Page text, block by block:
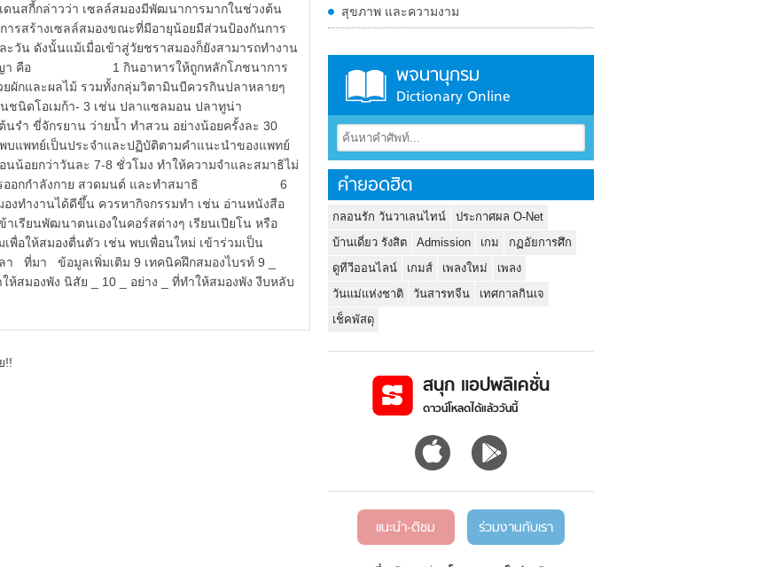
าวว่า เซลล์สมองมีพัฒนาการมากในช่วงต้น
ารสร้างเซลล์สมองขณะที่มีอายุน้อยมีส่วนป้องกันการ
ะวัน ดังนั้นแม้เมื่อเข้าสู่วัยชราสมองก็ยังสามารถทำงาน
ปัญญา คือ 1 กินอาหารให้ถูกหลักโภชนาการ
ผักและผลไม้ รวมทั้งกลุ่มวิตามินบีควรกินปลาหลายๆ
ขมันชนิดโอเมก้า- 3 เช่น ปลาแซลมอน ปลาทูน่า
รำ ขี่จักรยาน ว่ายน้ำ ทำสวน อย่างน้อยครั้งละ 30
ป็นประจำและปฏิบัติตามคำแนะนำของแพทย์
ว่าวันละ 7-8 ชั่วโมง ทำให้ความจำและสมาธิไม่
กกำลังกาย สวดมนต์ และทำสมาธิ 6
งทำงานได้ดีขึ้น ควรหากิจกรรมทำ เช่น อ่านหนังสือ
าเรียนพัฒนาตนเองในคอร์สต่างๆ เรียนเปียโน หรือ
มองตื่นตัว เช่น พบเพื่อนใหม่ เข้าร่วมเป็น
ที่มา ข้อมูลเพิ่มเติม 9 เทคนิคฝึกสมองไบรท์ 9 _
ห้สมองพัง นิสัย _ 10 _ อย่าง _ ที่ทำให้สมองพัง งีบหลับ
!!
สุขภาพ และความงาม
พจนานุกรม
Dictionary Online
คำยอดฮิต
กลอนรัก วันวาเลนไทน์
ประกาศผล O-Net
บ้านเดี่ยว รังสิต
Admission เกม
กฏอัยการศึก
ดูทีวีออนไลน์
เกมส์ เพลงใหม่
เพลง
วันแม่แห่งชาติ
วันสารทจีน
เทศกาลกินเจ
เช็คพัสดุ
สนุก แอปพลิเคชั่น
ดาวน์โหลดได้แล้ววันนี้
แนะนำ-ติชม ร่วมงานกับเรา